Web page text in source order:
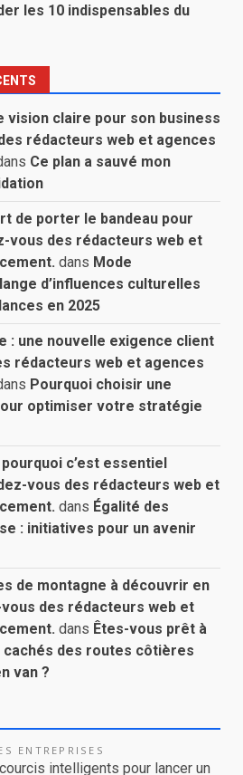
les 10 indispensables du
vision claire pour son business
rédacteurs web et agences
Ce plan a sauvé mon
de porter le bandeau pour
vous des rédacteurs web et
dans Mode
d’influences culturelles
en 2025
: une nouvelle exigence client
rédacteurs web et agences
Pourquoi choisir une
optimiser votre stratégie
c’est essentiel
vous des rédacteurs web et
dans Égalité des
: initiatives pour un avenir
de montagne à découvrir en
des rédacteurs web et
dans Êtes-vous prêt à
des routes côtières
van ?
ENTREPRISES
intelligents pour lancer un